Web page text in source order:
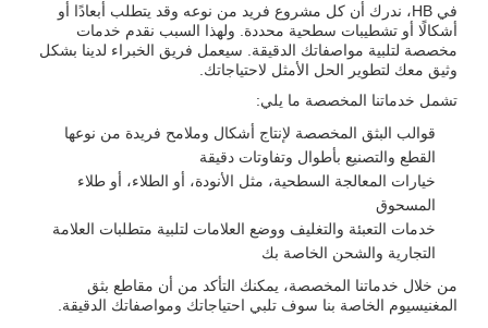
في HB، ندرك أن كل مشروع فريد من نوعه وقد يتطلب أبعادًا أو
أشكالًا أو تشطيبات سطحية محددة. ولهذا السبب نقدم خدمات
مخصصة لتلبية مواصفاتك الدقيقة. سيعمل فريق الخبراء لدينا بشكل
وثيق معك لتطوير الحل الأمثل لاحتياجاتك.
تشمل خدماتنا المخصصة ما يلي:
قوالب البثق المخصصة لإنتاج أشكال وملامح فريدة من نوعها
القطع والتصنيع بأطوال وتفاوتات دقيقة
خيارات المعالجة السطحية، مثل الأنودة، أو الطلاء، أو طلاء
المسحوق
خدمات التعبئة والتغليف ووضع العلامات لتلبية متطلبات العلامة
التجارية والشحن الخاصة بك
من خلال خدماتنا المخصصة، يمكنك التأكد من أن مقاطع بثق
المغنيسيوم الخاصة بنا سوف تلبي احتياجاتك ومواصفاتك الدقيقة.